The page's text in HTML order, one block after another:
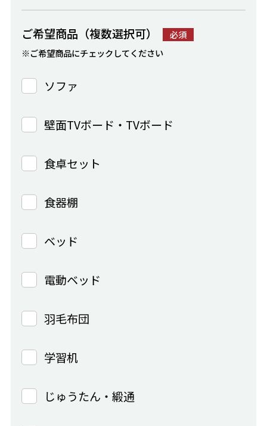
ご希望商品（複数選択可）
必須
※ご希望商品にチェックしてください
ソファ
壁面TVボード・TVボード
食卓セット
食器棚
ベッド
電動ベッド
羽毛布団
学習机
じゅうたん・緞通